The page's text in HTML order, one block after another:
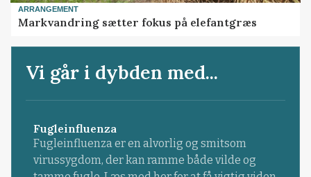
ARRANGEMENT
Markvandring sætter fokus på elefantgræs
Vi går i dybden med...
Fugleinfluenza
Fugleinfluenza er en alvorlig og smitsom
virussygdom, der kan ramme både vilde og